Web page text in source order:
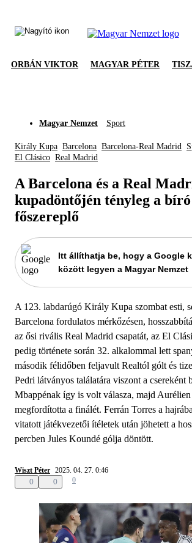
ORBÁN VIKTOR MAGYAR PÉTER
Magyar Nemzet Sport
Király Kupa Barcelona Barcelona-Real Madrid
El Clásico Real Madrid
A Barcelona és a Real
kupadöntőjén tényleg a
főszereplő
Itt állíthatja be, hogy a Google
között legyen a Magyar Nemzet
A 123. labdarúgó Király Kupa szombat esti,
Barcelona fordulatos mérkőzésen,
az ősi rivális Real Madrid csapatát, az El
pedig története során 32. alkalommal lett
második félidőben feljavult Realtól gólt és
Pedri látványos találatára viszont a csereként
Mbappénak így is volt válasza, majd
megfordította a finálét. Ferrán Torres a
vitatott játékvezetői ítéletek után jöhetett a
percben Jules Koundé gólja döntött.
Wiszt Péter 2025. 04. 27. 0:46
0
0 0